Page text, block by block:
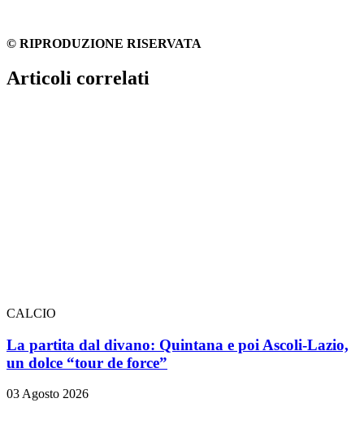
© RIPRODUZIONE RISERVATA
Articoli correlati
CALCIO
La partita dal divano: Quintana e poi Ascoli-Lazio,
un dolce “tour de force”
03 Agosto 2026